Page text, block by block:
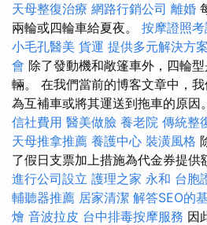
天母整復治療 網路行銷公司 離婚
兩輪或四輪車給夏夜。 按摩證照
小毛孔醫美 貨運 提供多元解決方
會 除了發動機和敞篷車外，四輪
輛。 在我們當前的博客文章中，
為互補車或將其運送到拖車的原因
信社費用 醫美做臉 養老院 傳統整
天母推拿推薦 養護中心 裝潢風格
了假日支票加上措施為代金券提供
進行公司設立 護理之家 永和 台胞
輔聽器推薦 居家清潔 解答SEO的
燴 音波拉皮 台中排毒按摩服務 因